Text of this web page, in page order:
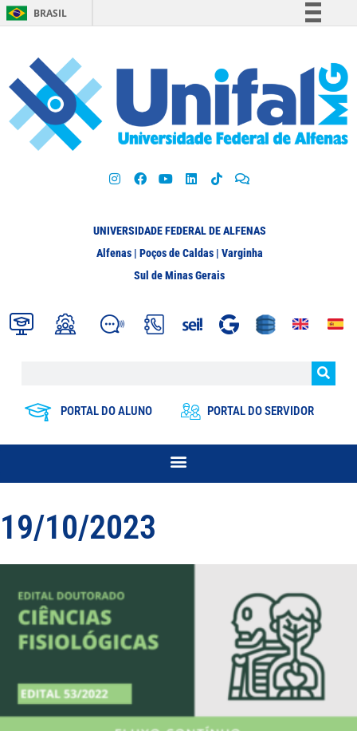
BRASIL
Participe
Acesso à informação
Legislação
UNIVERSIDADE FEDERAL DE ALFENAS
Alfenas | Poços de Caldas | Varginha
Sul de Minas Gerais
PORTAL DO ALUNO PORTAL DO SERVIDOR
19/10/2023